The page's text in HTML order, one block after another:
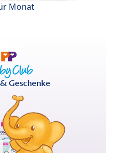
Monat
Geschenke